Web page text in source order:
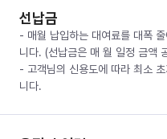
선납금
- 매월 납입하는 대여료를 대폭
니다. (선납금은 매 월 일정 금액
- 고객님의 신용도에 따라 최소
니다.